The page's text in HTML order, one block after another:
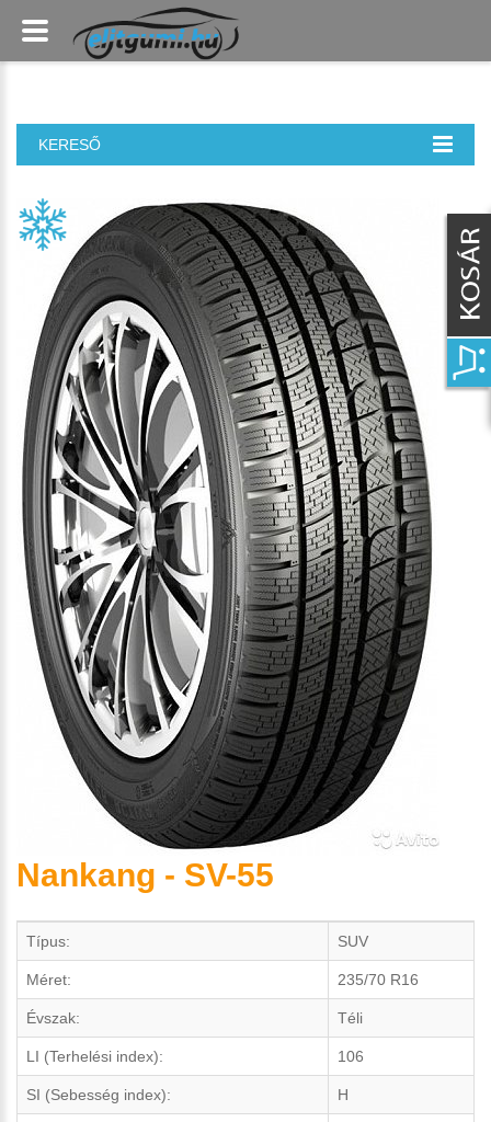
KERESŐ
Nankang - SV-55
Típus: SUV
Méret: 235/70 R16
Évszak: Téli
LI (Terhelési index): 106
SI (Sebesség index): H